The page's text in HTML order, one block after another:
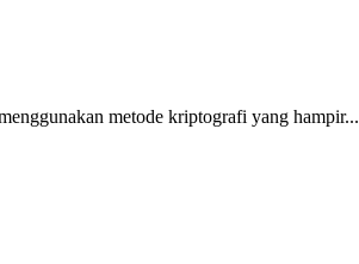
metode kriptografi yang hampir...